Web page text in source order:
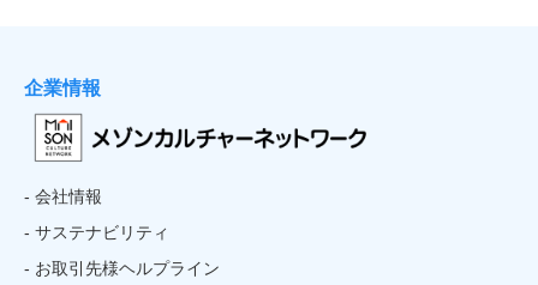
企業情報
- 会社情報
- サステナビリティ
- お取引先様ヘルプライン